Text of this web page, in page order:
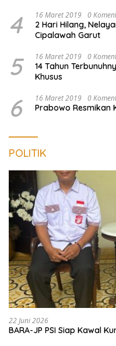
4 16 Maret 2019 0
2 Hari Hilang,
Cipalawah Garut
5 16 Maret 2019 0
14 Tahun
Khusus
6 16 Maret 2019 0
Prabowo Resmikan
POLITIK
22 Juni 2026
BARA-JP PSI Siap Kawal